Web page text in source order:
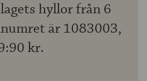
hyllor från 6
är 1083003,
kr.